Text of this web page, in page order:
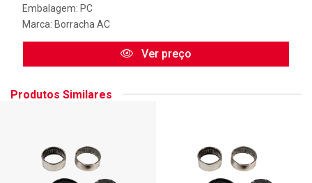
Embalagem: PC
Marca: Borracha AC
Ver preço
Produtos Similares